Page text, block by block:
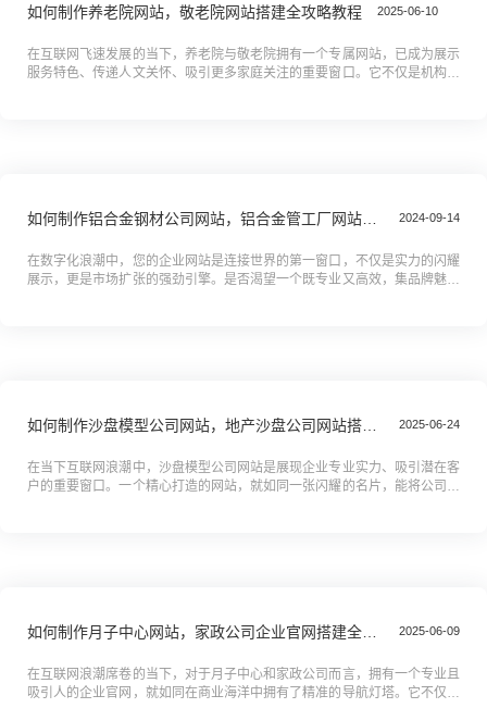
如何制作养老院网站，敬老院网站搭建全攻略教程 2025-06-10
在互联网飞速发展的当下，养老院与敬老院拥有一个专属网站，已成为展示
服务特色、传递人文关怀、吸引更多家庭关注的重要窗口。它不仅是机构形
2024-09-14
在数字化浪潮中，您的企业网站是连接世界的第一窗口，不仅是实力的闪耀
展示，更是市场扩张的强劲引擎。是否渴望一个既专业又高效，集品牌魅力
2025-06-24
在当下互联网浪潮中，沙盘模型公司网站是展现企业专业实力、吸引潜在客
户的重要窗口。一个精心打造的网站，就如同一张闪耀的名片，能将公司的
2025-06-09
在互联网浪潮席卷的当下，对于月子中心和家政公司而言，拥有一个专业且
吸引人的企业官网，就如同在商业海洋中拥有了精准的导航灯塔。它不仅是